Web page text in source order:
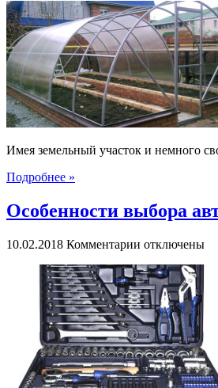
теплицы
Имея земельный участок и немного
Подробнее »
Особенности выбора
10.02.2018 Комментарии к
Особенности
выбора
автомобильных
инструментов
отключены